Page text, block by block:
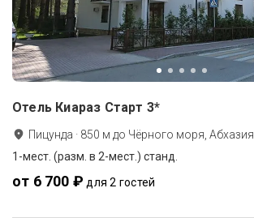
Отель Киараз Старт 3*
Пицунда · 850 м до Чёрного моря, Абхазия
1-мест. (разм. в 2-мест.) станд.
от 6 700 ₽ для 2 гостей